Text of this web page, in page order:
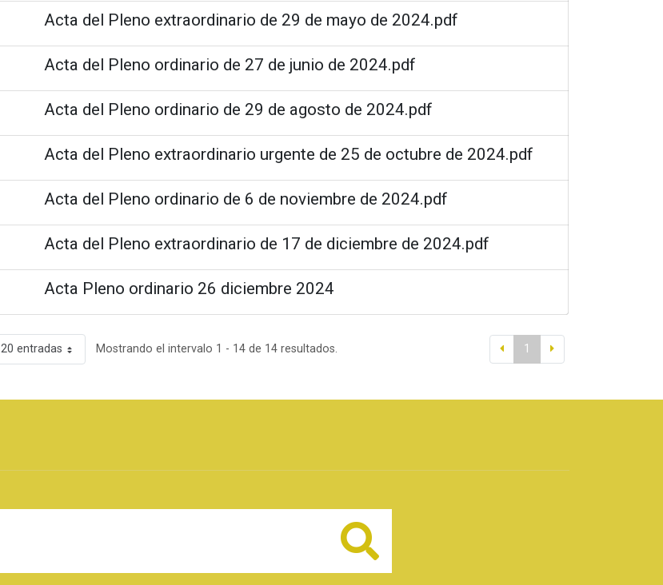
Acta del Pleno extraordinario de 29 de mayo de 2024.pdf
Acta del Pleno ordinario de 27 de junio de 2024.pdf
Acta del Pleno ordinario de 29 de agosto de 2024.pdf
Acta del Pleno extraordinario urgente de 25 de octubre de 2024.pdf
Acta del Pleno ordinario de 6 de noviembre de 2024.pdf
Acta del Pleno extraordinario de 17 de diciembre de 2024.pdf
Acta Pleno ordinario 26 diciembre 2024
20 entradas Mostrando el intervalo 1 - 14 de 14 resultados. 1
Buscar